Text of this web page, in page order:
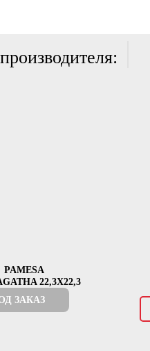
PAMESA
22,3X22,3
ЗАКАЗ